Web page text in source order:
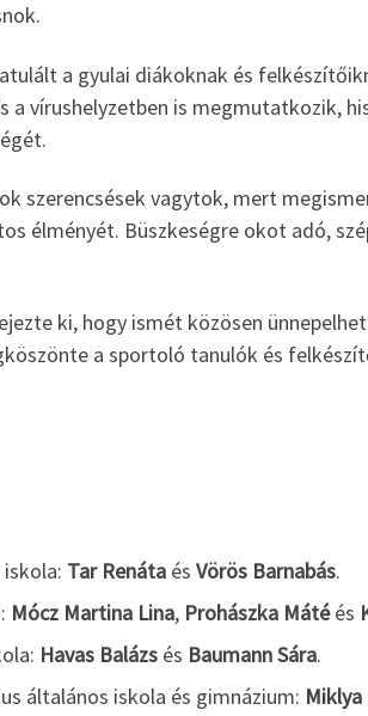
a gyulai diákoknak és
vírushelyzetben is megmutatkozik,
szerencsések vagytok, mert
élményét. Büszkeségre okot adó,
ki, hogy ismét közösen
a sportoló tanulók és
Tar Renáta és Vörös Barnabás.
Mócz Martina Lina, Prohászka Mátéés
Havas Balázs és Baumann Sára.
általános iskola és gimnázium: